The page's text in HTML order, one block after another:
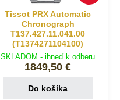
Tissot PRX Automatic
Chronograph
T137.427.11.041.00
(T1374271104100)
SKLADOM - ihneď k odberu
1849,50 €
Do košíka